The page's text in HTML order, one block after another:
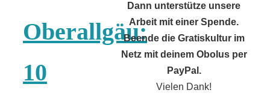
Oberallgäu:
10
Dann unterstütze unsere
Arbeit mit einer Spende.
Beende die Gratiskultur im
Netz mit deinem Obolus per
PayPal.
Vielen Dank!